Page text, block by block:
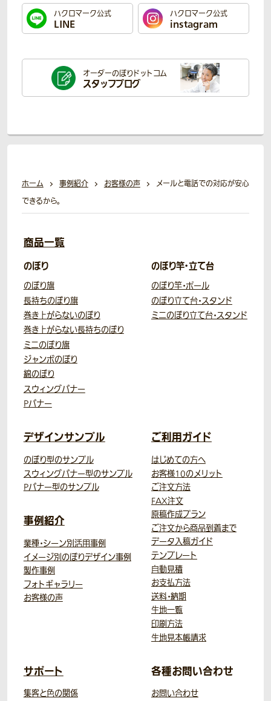
ハクロマーク公式
LINE
ハクロマーク公式
instagram
オーダーのぼりドットコム
スタッフブログ
ホーム 事例紹介 お客様の声
メールと電話での対応が安心
できるから。
商品一覧
のぼり
のぼり旗
長持ちのぼり旗
巻き上がらないのぼり
巻き上がらない長持ちのぼり
ミニのぼり旗
ジャンボのぼり
綿のぼり
スウィングバナー
Pバナー
のぼり竿・立て台
のぼり竿・ポール
のぼり立て台・スタンド
ミニのぼり立て台・スタンド
デザインサンプル
のぼり型のサンプル
スウィングバナー型のサンプル
Pバナー型のサンプル
事例紹介
業種・シーン別活用事例
イメージ別のぼりデザイン事例
製作事例
フォトギャラリー
お客様の声
ご利用ガイド
はじめての方へ
お客様10のメリット
ご注文方法
FAX注文
原稿作成プラン
ご注文から商品到着まで
データ入稿ガイド
テンプレート
自動見積
お支払方法
送料・納期
生地一覧
印刷方法
生地見本帳請求
サポート
集客と色の関係
各種お問い合わせ
お問い合わせ